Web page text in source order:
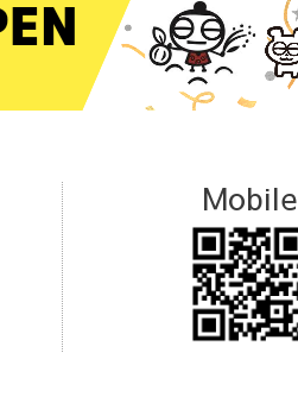
Mobile